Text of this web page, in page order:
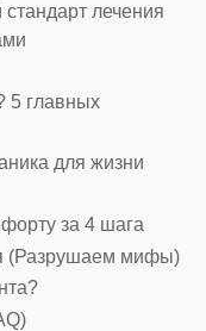
лечения
5 главных
для жизни
за 4 шага
(Разрушаем мифы)